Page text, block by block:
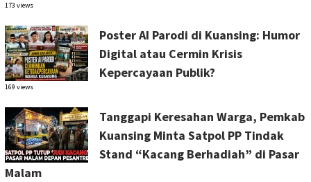
173 views
Poster AI Parodi di Kuansing: Humor
Digital atau Cermin Krisis
Kepercayaan Publik?
169 views
Tanggapi Keresahan Warga, Pemkab
Kuansing Minta Satpol PP Tindak
Stand “Kacang Berhadiah” di Pasar
Malam